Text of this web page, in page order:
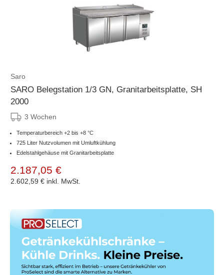
Saro
SARO Belegstation 1/3 GN, Granitarbeitsplatte, SH
2000
3 Wochen
Temperaturbereich +2 bis +8 °C
725 Liter Nutzvolumen mit Umluftkühlung
Edelstahlgehäuse mit Granitarbeitsplatte
2.187,05 €
2.602,59 € inkl. MwSt.